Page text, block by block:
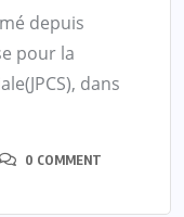
depuis
pour la
dans
0 COMMENT